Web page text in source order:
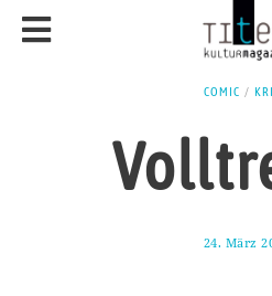
COMIC /
24. März